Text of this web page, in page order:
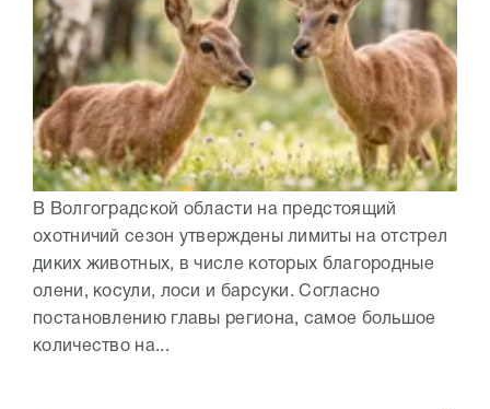
В Волгоградской области на предстоящий
охотничий сезон утверждены лимиты на отстрел
диких животных, в числе которых благородные
олени, косули, лоси и барсуки. Согласно
постановлению главы региона, самое большое
количество на...